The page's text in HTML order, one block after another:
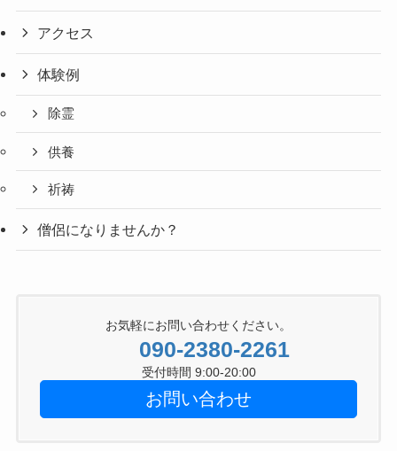
アクセス
体験例
除霊
供養
祈祷
僧侶になりませんか？
お気軽にお問い合わせください。
090-2380-2261
受付時間 9:00-20:00
お問い合わせ